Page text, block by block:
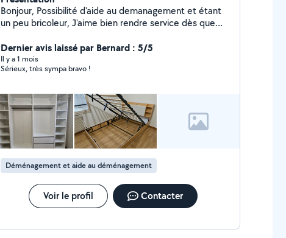
Bonjour, Possibilité d'aide au demanagement et étant
un peu bricoleur, J'aime bien rendre service dès que
Dernier avis laissé par Bernard : 5/5
Il y a 1 mois
Sérieux, très sympa bravo !
Déménagement et aide au déménagement
Voir le profil Contacter